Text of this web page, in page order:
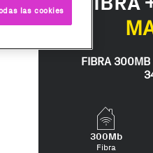
reacondicionado
FIBRA 300MB
300Mb
Fibra
las cookies